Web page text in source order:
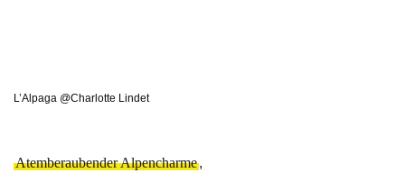
L’Alpaga @Charlotte Lindet
Atemberaubender Alpencharme,